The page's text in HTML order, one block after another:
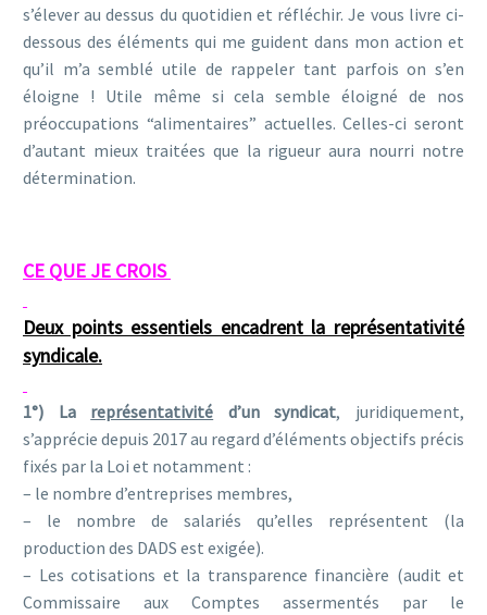
s’élever au dessus du quotidien et réfléchir. Je vous livre ci-
dessous des éléments qui me guident dans mon action et
qu’il m’a semblé utile de rappeler tant parfois on s’en
éloigne ! Utile même si cela semble éloigné de nos
préoccupations “alimentaires” actuelles. Celles-ci seront
d’autant mieux traitées que la rigueur aura nourri notre
détermination.
CE QUE JE CROIS
Deux points essentiels encadrent la représentativité
syndicale.
1°) La représentativité d’un syndicat, juridiquement,
s’apprécie depuis 2017 au regard d’éléments objectifs précis
fixés par la Loi et notamment :
– le nombre d’entreprises membres,
– le nombre de salariés qu’elles représentent (la
production des DADS est exigée).
– Les cotisations et la transparence financière (audit et
Commissaire aux Comptes assermentés par le